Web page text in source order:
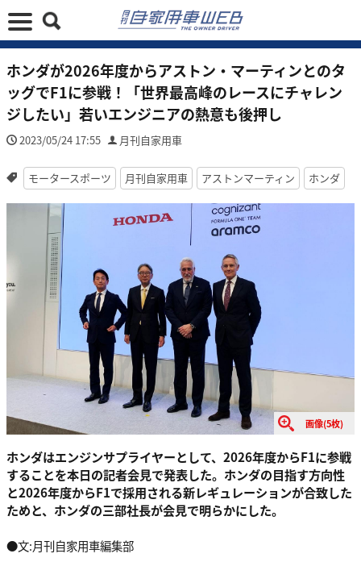
ホンダが2026年度からアストン・マーティンとのタ
ッグでF1に参戦！「世界最高峰のレースにチャレン
ジしたい」若いエンジニアの熱意も後押し
2023/05/24 17:55 月刊自家用車
モータースポーツ 月刊自家用車 アストンマーティン ホンダ
画像(5枚)
ホンダはエンジンサプライヤーとして、2026年度からF1に参戦
することを本日の記者会見で発表した。ホンダの目指す方向性
と2026年度からF1で採用される新レギュレーションが合致した
ためと、ホンダの三部社長が会見で明らかにした。
●文:月刊自家用車編集部